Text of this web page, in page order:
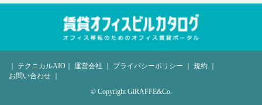
｜ テクニカルAIO ｜ 運営会社 ｜ プライバシーポリシー ｜ 規約 ｜
お問い合わせ ｜
© Copyright GiRAFFE&Co.